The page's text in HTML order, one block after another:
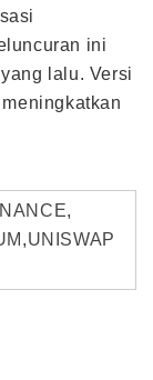
ini
lalu. Versi
,
,UNISWAP